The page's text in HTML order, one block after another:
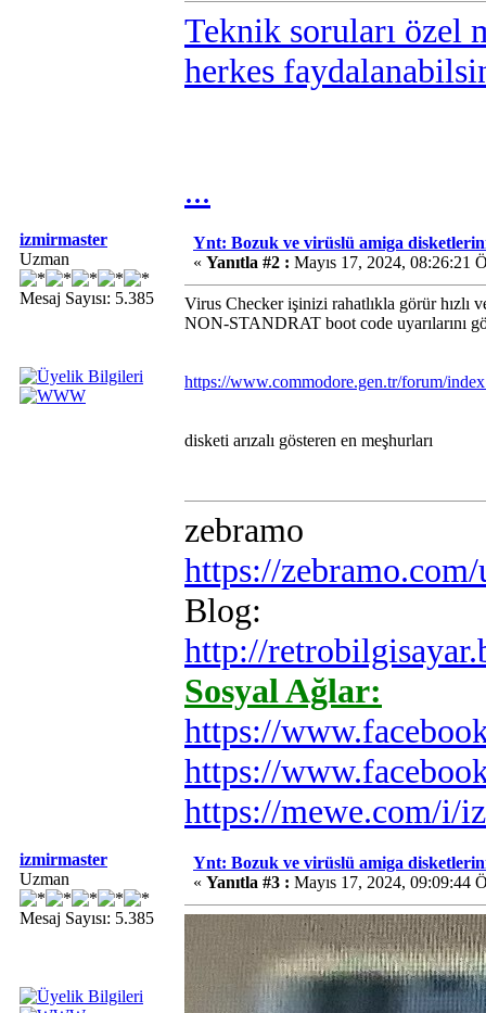
Teknik soruları özel
herkes
...
izmirmaster
Uzman
Mesaj Sayısı: 5.385
Ynt: Bozuk ve virüslü amiga
« Yanıtla #2 : Mayıs 17, 2024, 08:26:21
Virus Checker işinizi rahatlıkla görür hızlı
NON-STANDRAT boot code uyarılarını
https://www.commodore.gen.tr/forum/
disketi arızalı gösteren en meşhurları
zebramo
https://
Blog:
http://
Sosyal Ağlar:
https://
https://
https://mewe.com/i/
izmirmaster
Uzman
Mesaj Sayısı: 5.385
Ynt: Bozuk ve virüslü amiga
« Yanıtla #3 : Mayıs 17, 2024, 09:09:44